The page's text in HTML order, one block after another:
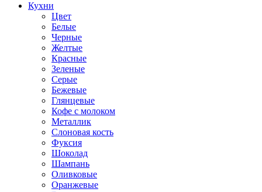
Кухни
Цвет
Белые
Черные
Желтые
Красные
Зеленые
Серые
Бежевые
Глянцевые
Кофе с молоком
Металлик
Слоновая кость
Фуксия
Шоколад
Шампань
Оливковые
Оранжевые